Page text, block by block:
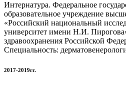
Интернатура. Федеральное
образовательное учреждение
«Российский национальный
университет имени Н.И.
здравоохранения Российской
Специальность:
2017-2019гг.